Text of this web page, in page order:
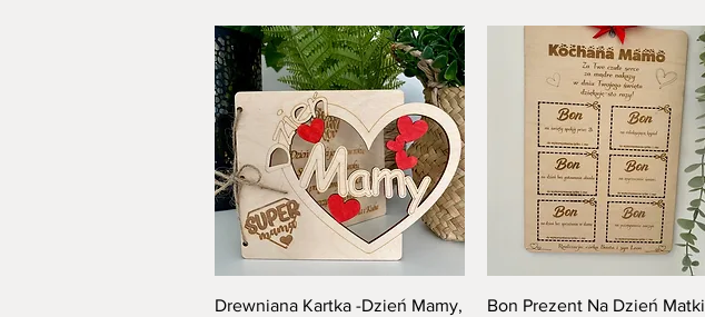
Quick View
Drewniana Kartka -Dzień Mamy,
Quick View
Bon Prezent Na Dzień Matki